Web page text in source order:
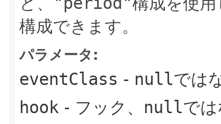
構成できます。
パラメータ:
eventClass - nullでは
hook - フック、 nullで